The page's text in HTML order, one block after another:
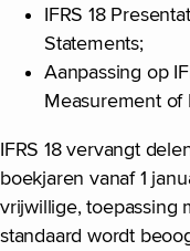
IFRS 18
Statements;
Aanpassing op
Measurement of
IFRS 18 vervangt
boekjaren vanaf 1
vrijwillige, toepassing
standaard wordt